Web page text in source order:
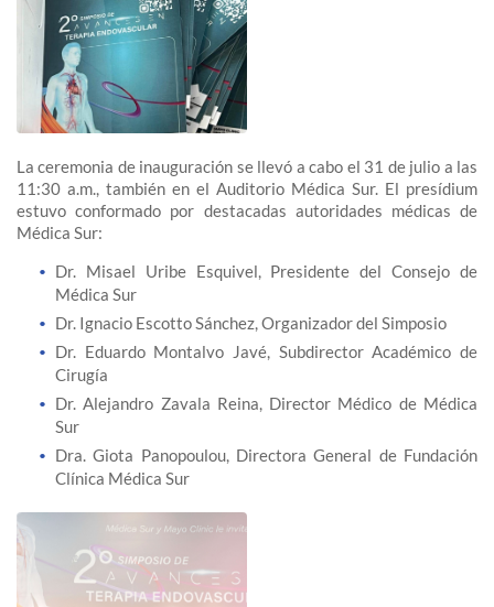
La ceremonia de inauguración se llevó a cabo el 31 de julio a las
11:30 a.m., también en el Auditorio Médica Sur. El presídium
estuvo conformado por destacadas autoridades médicas de
Médica Sur:
Dr. Misael Uribe Esquivel, Presidente del Consejo de
Médica Sur
Dr. Ignacio Escotto Sánchez, Organizador del Simposio
Dr. Eduardo Montalvo Javé, Subdirector Académico de
Cirugía
Dr. Alejandro Zavala Reina, Director Médico de Médica
Sur
Dra. Giota Panopoulou, Directora General de Fundación
Clínica Médica Sur